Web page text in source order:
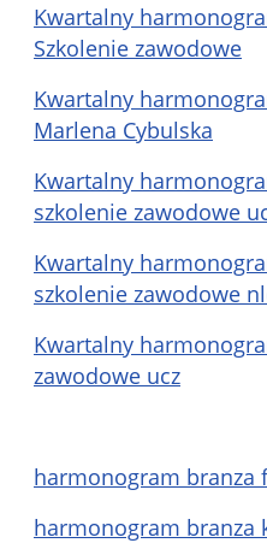
Kwartalny
Szkolenie zawodowe
Kwartalny
Marlena Cybulska
Kwartalny
szkolenie zawodowe
Kwartalny
szkolenie zawodowe
Kwartalny
zawodowe ucz
harmonogram branza
harmonogram branza